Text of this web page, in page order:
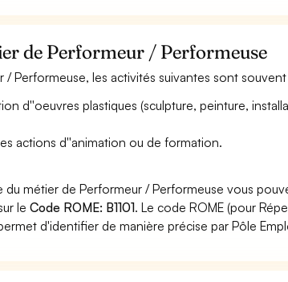
de Performeur / Performeuse
Performeuse, les activités suivantes sont
d''oeuvres plastiques (sculpture, peinture,
actions d''animation ou de formation.
métier de Performeur / Performeuse vous
leCode ROME: B1101. Le code ROME (pour
d'identifier de manière précise par Pôle